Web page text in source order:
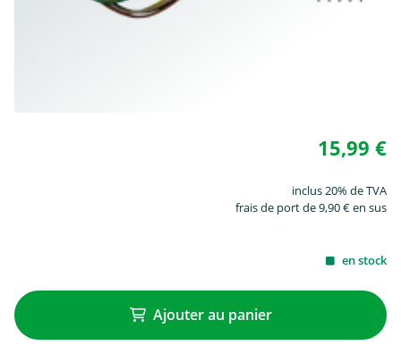
15,99 €
inclus 20% de TVA
frais de port de 9,90 € en sus
en stock
Ajouter au panier